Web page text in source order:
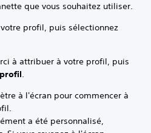
que vous souhaitez utiliser.
profil, puis sélectionnez
à attribuer à votre profil, puis
.
à l'écran pour commencer à
a été personnalisé,